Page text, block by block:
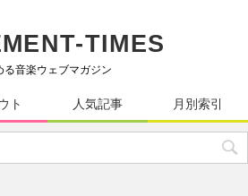
TIMES
る音楽ウェブマガジン
ト 人気記事 月別索引